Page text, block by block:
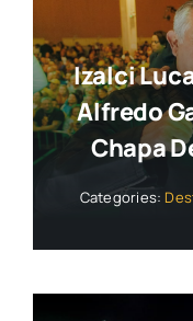
Izalci
Alfredo
Chapa
Categories: